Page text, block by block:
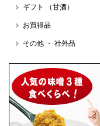
ギフト （甘酒）
お買得品
その他 ・ 社外品